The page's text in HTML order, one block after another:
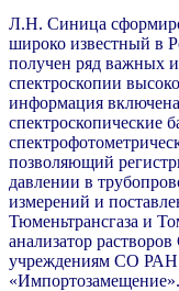
Л.Н. Синица
широко известный в
получен ряд важных и
спектроскопии
информация
спектроскопические
позволяющий
давлении в
измерений и
Тюменьтрансгаза и
анализатор
учреждениям СО РАН
«Импортозамещение».